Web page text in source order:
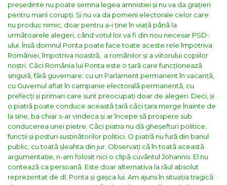
președinte nu poate semna legea amnistiei și nu va da grațieri
pentru marii corupți. Și nu va da pomeni electorale celor care
nu produc nimic, doar pentru a-i ține în viațã pânã la
urmãtoarele alegeri, când votul lor va fi din nou necesar PSD-
ului. Însã domnul Ponta poate face toate aceste rele împotriva
României, împotriva noastrã, a românilor și a viitorului copiilor
noștri. Cãci România lui Ponta este o țarã care funcționeazã
singurã, fãrã guvernare: cu un Parlament permanent în vacanțã,
cu Guvernul aflat în campanie electoralã permanentã, cu
prefecți și primari care sunt preocupați doar de alegeri. Deci, și
o piatrã poate conduce aceastã țarã cãci țara merge înainte de
la sine, ba chiar s-ar vindeca și ar începe sã prospere sub
conducerea unei pietre. Cãci piatra nu dã gheșefturi politice,
funcții și posturi susținãtorilor politici. O piatrã nu furã din banul
public, cu toatã șleahta din jur. Observați cã în toatã aceastã
argumentație, n-am folosit nici o clipã cuvântul Johannis. El nu
conteazã ca persoanã. Este doar alternativa la rãul absolut
reprezentat de dl. Ponta și gașca lui. Am ajuns în situația tragicã